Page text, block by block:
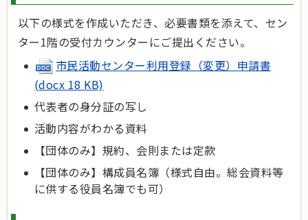
以下の様式を作成いただき、必要書類を添えて、セン
ター1階の受付カウンターにご提出ください。
市民活動センター利用登録（変更）申請書
(docx 18 KB)
代表者の身分証の写し
活動内容がわかる資料
【団体のみ】規約、会則または定款
【団体のみ】構成員名簿（様式自由。総会資料等
に供する役員名簿でも可）